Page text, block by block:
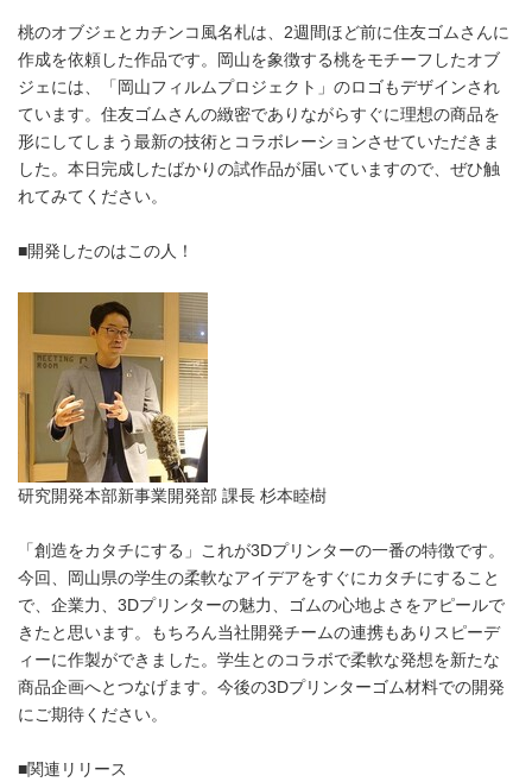
桃のオブジェとカチンコ風名札は、2週間ほど前に住友ゴムさんに
作成を依頼した作品です。岡山を象徴する桃をモチーフしたオブ
ジェには、「岡山フィルムプロジェクト」のロゴもデザインされ
ています。住友ゴムさんの緻密でありながらすぐに理想の商品を
形にしてしまう最新の技術とコラボレーションさせていただきま
した。本日完成したばかりの試作品が届いていますので、ぜひ触
れてみてください。
■開発したのはこの人！
研究開発本部新事業開発部 課長 杉本睦樹
「創造をカタチにする」これが3Dプリンターの一番の特徴です。
今回、岡山県の学生の柔軟なアイデアをすぐにカタチにすること
で、企業力、3Dプリンターの魅力、ゴムの心地よさをアピールで
きたと思います。もちろん当社開発チームの連携もありスピーデ
ィーに作製ができました。学生とのコラボで柔軟な発想を新たな
商品企画へとつなげます。今後の3Dプリンターゴム材料での開発
にご期待ください。
■関連リリース